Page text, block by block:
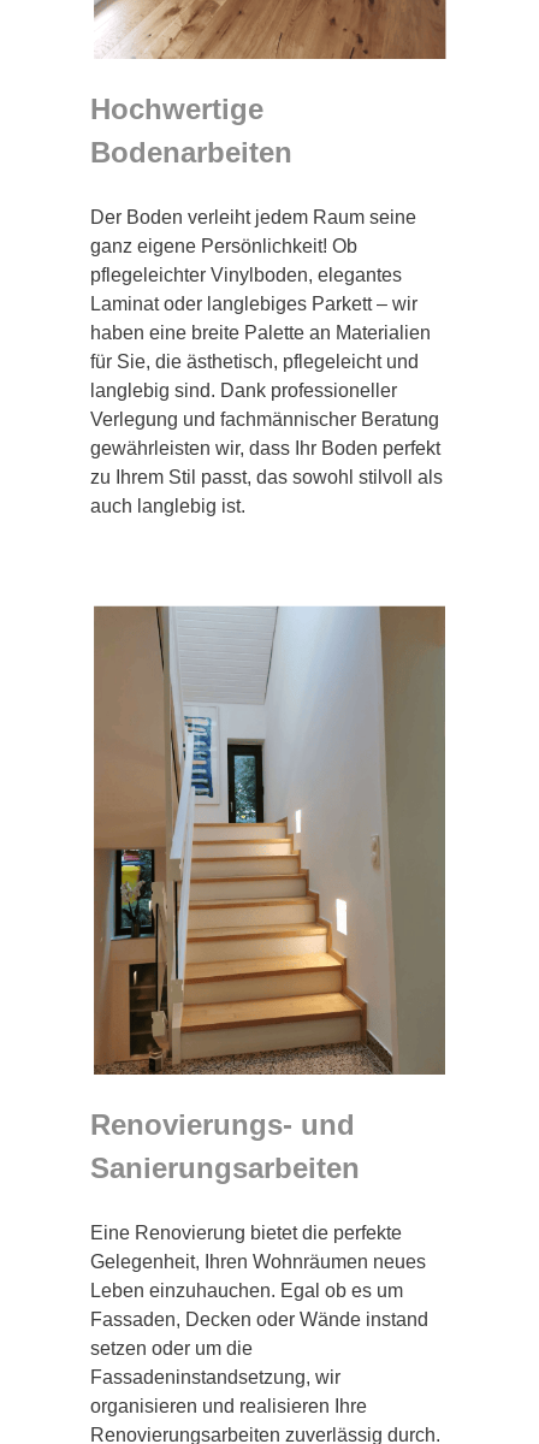
Hochwertige
Bodenarbeiten
Der Boden verleiht jedem Raum seine
ganz eigene Persönlichkeit! Ob
pflegeleichter Vinylboden, elegantes
Laminat oder langlebiges Parkett – wir
haben eine breite Palette an Materialien
für Sie, die ästhetisch, pflegeleicht und
langlebig sind. Dank professioneller
Verlegung und fachmännischer Beratung
gewährleisten wir, dass Ihr Boden perfekt
zu Ihrem Stil passt, das sowohl stilvoll als
auch langlebig ist.
Renovierungs- und
Sanierungsarbeiten
Eine Renovierung bietet die perfekte
Gelegenheit, Ihren Wohnräumen neues
Leben einzuhauchen. Egal ob es um
Fassaden, Decken oder Wände instand
setzen oder um die
Fassadeninstandsetzung, wir
organisieren und realisieren Ihre
Renovierungsarbeiten zuverlässig durch.